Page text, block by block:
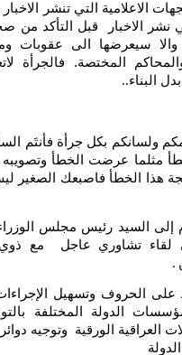
التي تنشر الاخبار بدون التأكد
قبل التأكد من صحتها وصدق
الى عقوبات ومسآلة هيئة
فالجرأة لاتعني التهور
بكل جرأة فأنتَم السلطة الرابعة
الخطأ وتصويبه وليس هدم
فاصبعك الصغير ليس كأصبعك
رئيس مجلس الوزراء علي فالح
عاجل مع ذوي الرأي مع
وتسهيل الإجراءات الحكومية
المختلفة بالتواصل معهم
وتوجيه دوائر الإعلام في